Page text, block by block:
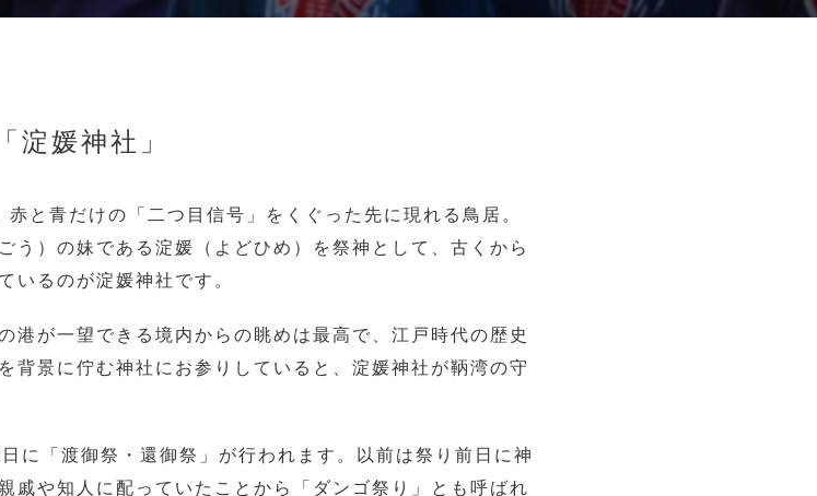
淀媛神社」
と青だけの「二つ目信号」をくぐった先に現れる鳥居。
う）の妹である淀媛（よどひめ）を祭神として、古くから
いるのが淀媛神社です。
港が一望できる境内からの眺めは最高で、江戸時代の歴史
背景に佇む神社にお参りしていると、淀媛神社が鞆湾の守
に「渡御祭・還御祭」が行われます。以前は祭り前日に神
戚や知人に配っていたことから「ダンゴ祭り」とも呼ばれ